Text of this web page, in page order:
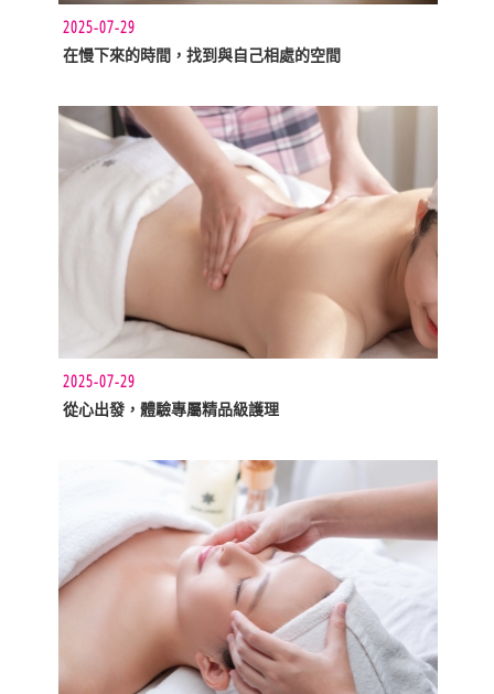
2025-07-29
在慢下來的時間，找到與自己相處的空間
2025-07-29
從心出發，體驗專屬精品級護理